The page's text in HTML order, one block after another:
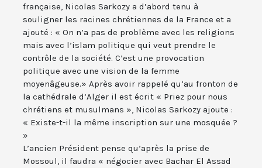
française, Nicolas Sarkozy a d’abord tenu à
souligner les racines chrétiennes de la France et a
ajouté : « On n’a pas de problème avec les religions
mais avec l’islam politique qui veut prendre le
contrôle de la société. C’est une provocation
politique avec une vision de la femme
moyenâgeuse.» Après avoir rappelé qu’au fronton de
la cathédrale d’Alger il est écrit « Priez pour nous
chrétiens et musulmans », Nicolas Sarkozy ajoute :
« Existe-t-il la même inscription sur une mosquée ?
»
L’ancien Président pense qu’après la prise de
Mossoul, il faudra « négocier avec Bachar El Assad